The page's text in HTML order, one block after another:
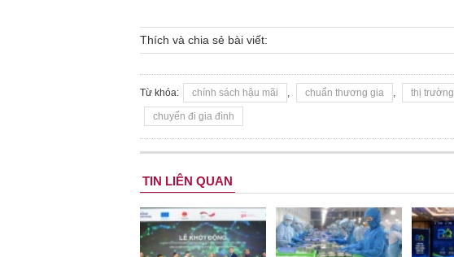
Thích và chia sẻ bài viết:
Từ khóa: chính sách hậu mãi , chuẩn thương gia , thị trường
chuyến đi gia đình
TIN LIÊN QUAN